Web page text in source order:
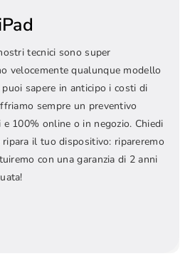
tecnici sono super
velocemente qualunque modello
sapere in anticipo i costi di
sempre un preventivo
100% online o in negozio. Chiedi
il tuo dispositivo: ripareremo
con una garanzia di 2 anni